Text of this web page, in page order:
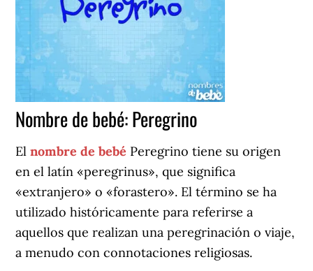
Nombre de bebé: Peregrino
Elnombre de bebé Peregrino tiene su origen
en el latín «peregrinus», que significa
«extranjero» o «forastero». El término se ha
utilizado históricamente para referirse a
aquellos que realizan una peregrinación o viaje,
a menudo con connotaciones religiosas.